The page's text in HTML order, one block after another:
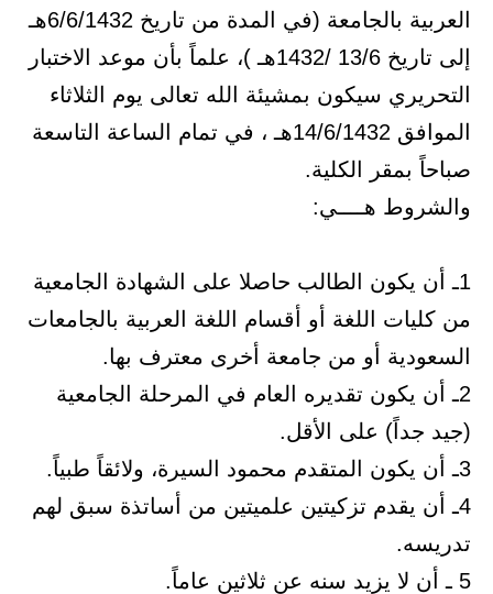
العربية بالجامعة (في المدة من تاريخ 6/6/1432هـ
إلى تاريخ 13/6 /1432هـ )، علماً بأن موعد الاختبار
التحريري سيكون بمشيئة الله تعالى يوم الثلاثاء
الموافق 14/6/1432هـ ، في تمام الساعة التاسعة
صباحاً بمقر الكلية.
والشروط هــــي:
1ـ أن يكون الطالب حاصلا على الشهادة الجامعية
من كليات اللغة أو أقسام اللغة العربية بالجامعات
السعودية أو من جامعة أخرى معترف بها.
2ـ أن يكون تقديره العام في المرحلة الجامعية
(جيد جداً) على الأقل.
3ـ أن يكون المتقدم محمود السيرة، ولائقاً طبياً.
4ـ أن يقدم تزكيتين علميتين من أساتذة سبق لهم
تدريسه.
5 ـ أن لا يزيد سنه عن ثلاثين عاماً.